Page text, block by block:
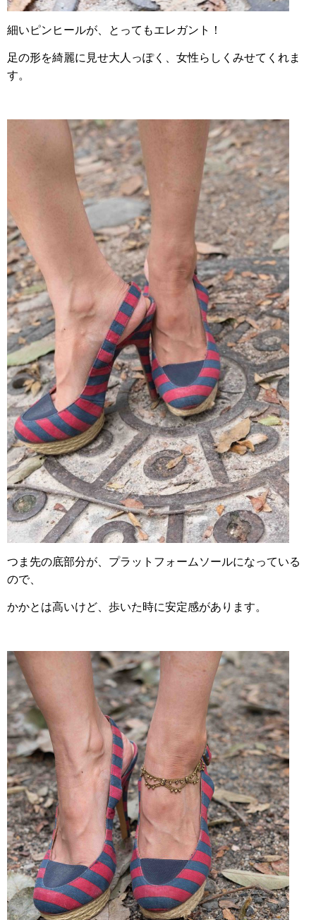
細いピンヒールが、とってもエレガント！
足の形を綺麗に見せ大人っぽく、女性らしくみせてくれま
す。
つま先の底部分が、プラットフォームソールになっている
ので、
かかとは高いけど、歩いた時に安定感があります。